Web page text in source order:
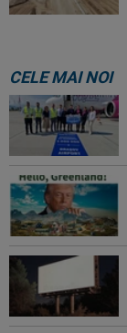
CELE MAI NOI